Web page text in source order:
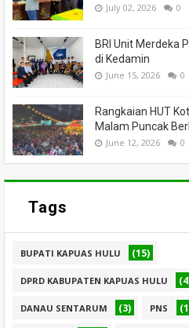
July 02, 2026 0
BRI Unit Merdeka
di Kedamin
June 15, 2026 0
Rangkaian HUT
Malam Puncak
June 12, 2026 0
Tags
BUPATI KAPUAS HULU (15)
DPRD KABUPATEN KAPUAS HULU
DANAU SENTARUM (3) PNS